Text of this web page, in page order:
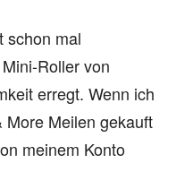
schon mal
Roller von
erregt. Wenn ich
More Meilen gekauft
meinem Konto